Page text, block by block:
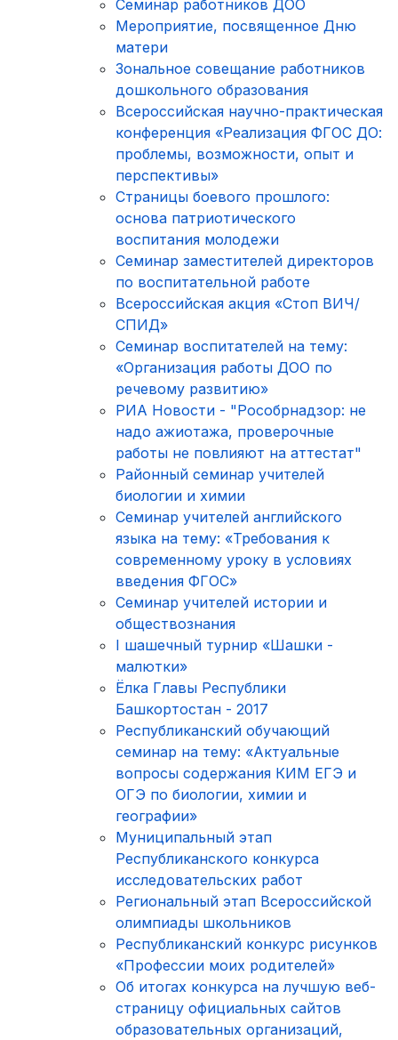
Cеминар работников ДОО
Мероприятие, посвященное Дню
матери
Зональное совещание работников
дошкольного образования
Всероссийская научно-практическая
конференция «Реализация ФГОС ДО:
проблемы, возможности, опыт и
перспективы»
Страницы боевого прошлого:
основа патриотического
воспитания молодежи
Семинар заместителей директоров
по воспитательной работе
Всероссийская акция «Стоп ВИЧ/
СПИД»
Семинар воспитателей на тему:
«Организация работы ДОО по
речевому развитию»
РИА Новости - "Рособрнадзор: не
надо ажиотажа, проверочные
работы не повлияют на аттестат"
Районный семинар учителей
биологии и химии
Семинар учителей английского
языка на тему: «Требования к
современному уроку в условиях
введения ФГОС»
Семинар учителей истории и
обществознания
I шашечный турнир «Шашки -
малютки»
Ёлка Главы Республики
Башкортостан - 2017
Республиканский обучающий
семинар на тему: «Актуальные
вопросы содержания КИМ ЕГЭ и
ОГЭ по биологии, химии и
географии»
Муниципальный этап
Республиканского конкурса
исследовательских работ
Региональный этап Всероссийской
олимпиады школьников
Республиканский конкурс рисунков
«Профессии моих родителей»
Об итогах конкурса на лучшую веб-
страницу официальных сайтов
образовательных организаций,